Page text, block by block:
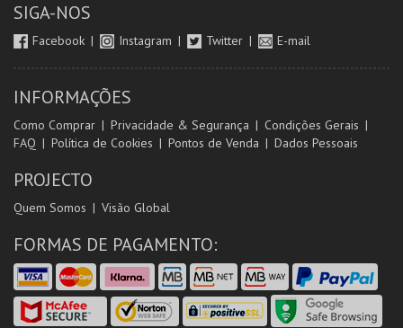
SIGA-NOS
Facebook Instagram Twitter E-mail
INFORMAÇÕES
Como Comprar Privacidade & Segurança
Condições Gerais
FAQ
Política de Cookies Pontos de Venda Dados Pessoais
PROJECTO
Quem Somos Visão Global
FORMAS DE PAGAMENTO: